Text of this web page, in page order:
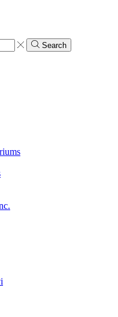
Search